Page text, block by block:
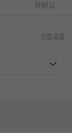
리뷰(1)
수정 요청